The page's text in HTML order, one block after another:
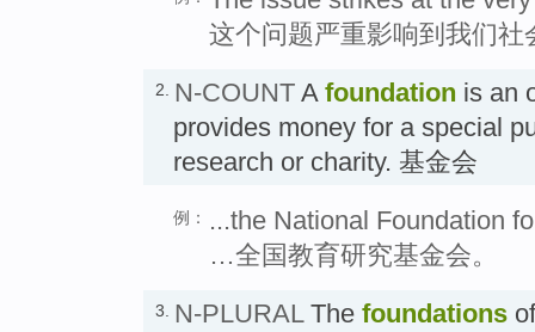
这个问题严重影响到我们社
2. N-COUNT A foundation is an
provides money for a special
research or charity. 基金会
例：
...the National Foundation
…全国教育研究基金会。
3. N-PLURALThe foundations